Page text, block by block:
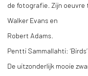
de fotografie. Zijn
Walker Evans en
Robert Adams.
Pentti Sammallahti: ‘Birds’
De uitzonderlijk mooie